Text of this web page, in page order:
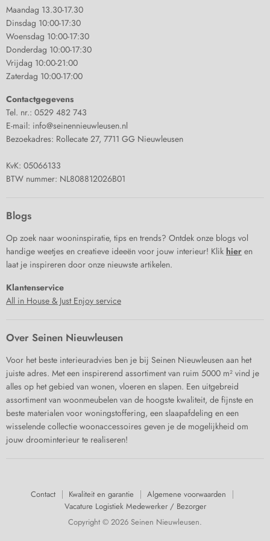
Maandag 13.30-17.30
Dinsdag 10:00-17:30
Woensdag 10:00-17:30
Donderdag 10:00-17:30
Vrijdag 10:00-21:00
Zaterdag 10:00-17:00
Contactgegevens
Tel. nr.: 0529 482 743
E-mail: info@seinennieuwleusen.nl
Bezoekadres: Rollecate 27, 7711 GG Nieuwleusen
KvK: 05066133
BTW nummer: NL808812026B01
Blogs
Op zoek naar wooninspiratie, tips en trends? Ontdek onze blogs vol
handige weetjes en creatieve ideeën voor jouw interieur! Klik hier en
laat je inspireren door onze nieuwste artikelen.
Klantenservice
All in House & Just Enjoy service
Over Seinen Nieuwleusen
Voor het beste interieuradvies ben je bij Seinen Nieuwleusen aan het
juiste adres. Met een inspirerend assortiment van ruim 5000 m² vind je
alles op het gebied van wonen, vloeren en slapen. Een uitgebreid
assortiment van woonmeubelen van de hoogste kwaliteit, de fijnste en
beste materialen voor woningstoffering, een slaapafdeling en een
wisselende collectie woonaccessoires geven je de mogelijkheid om
jouw droominterieur te realiseren!
Contact Kwaliteit en garantie
Algemene voorwaarden
Vacature Logistiek Medewerker / Bezorger
Copyright © 2026 Seinen Nieuwleusen.